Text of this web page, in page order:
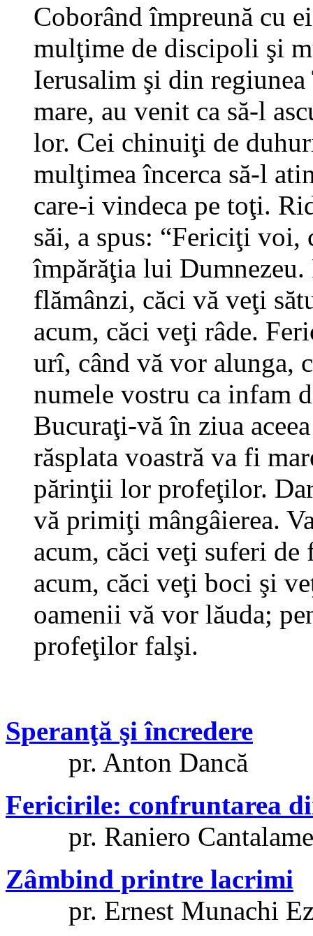
Coborând împreună cu
mulţime de discipoli şi
Ierusalim şi din
mare, au venit ca să-l
lor. Cei chinuiţi de
mulţimea încerca să-l
care-i vindeca pe toţi.
săi, a spus: “Fericiţi voi,
împărăţia lui
flămânzi, căci vă veţi
acum, căci veţi râde.
urî, când vă vor alunga,
numele vostru ca infam
Bucuraţi-vă în ziua
răsplata voastră va fi
părinţii lor profeţilor.
vă primiţi mângâierea.
acum, căci veţi suferi de
acum, căci veţi boci şi
oamenii vă vor lăuda;
profeţilor falşi.
Speranţă şi încredere
pr. Anton Dancă
Fericirile: confruntarea
pr. Raniero
Zâmbind printre lacrimi
pr. Ernest Munachi